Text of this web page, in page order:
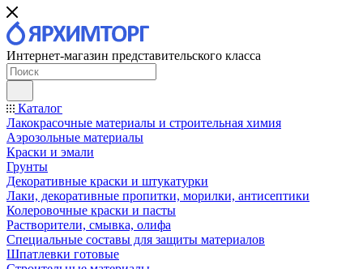
Интернет-магазин представительского класса
Каталог
Лакокрасочные материалы и строительная химия
Аэрозольные материалы
Краски и эмали
Грунты
Декоративные краски и штукатурки
Лаки, декоративные пропитки, морилки, антисептики
Колеровочные краски и пасты
Растворители, смывка, олифа
Специальные составы для защиты материалов
Шпатлевки готовые